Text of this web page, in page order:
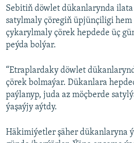
Sebitiň döwlet dükanlarynda
satylmaly çöregiň üpjünçiligi hem
çykarylmaly çörek hepdede üç
peýda bolýar.
“Etraplardaky döwlet
çörek bolmaýar. Dükanlara
paýlanyp, juda az möçberde
ýaşaýjy aýtdy.
Häkimiýetler şäher dükanlaryna